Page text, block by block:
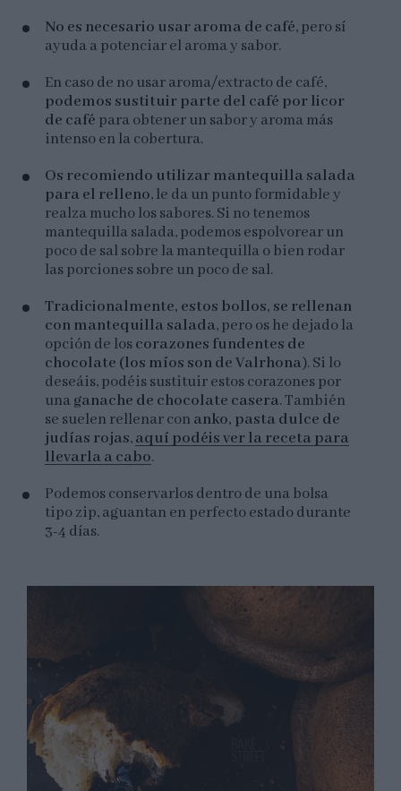
No es necesario usar aroma de café, pero sí
ayuda a potenciar el aroma y sabor.
En caso de no usar aroma/extracto de café,
podemos sustituir parte del café por licor
de café para obtener un sabor y aroma más
intenso en la cobertura.
Os recomiendo utilizar mantequilla salada
para el relleno, le da un punto formidable y
realza mucho los sabores. Si no tenemos
mantequilla salada, podemos espolvorear un
poco de sal sobre la mantequilla o bien rodar
las porciones sobre un poco de sal.
Tradicionalmente, estos bollos, se rellenan
con mantequilla salada, pero os he dejado la
opción de loscorazones fundentes de
chocolate (los míos son de Valrhona). Si lo
deseáis, podéis sustituir estos corazones por
unaganache de chocolate casera. También
se suelen rellenar con anko, pasta dulce de
judías rojas,aquí podéis ver la receta para
llevarla a cabo.
Podemos conservarlos dentro de una bolsa
tipo zip, aguantan en perfecto estado durante
3-4 días.